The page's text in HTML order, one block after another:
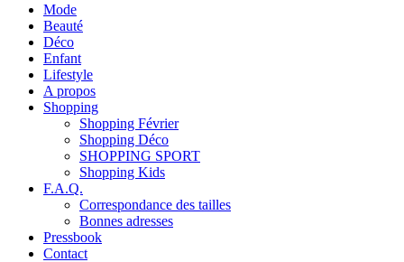
Mode
Beauté
Déco
Enfant
Lifestyle
A propos
Shopping
Shopping Février
Shopping Déco
SHOPPING SPORT
Shopping Kids
F.A.Q.
Correspondance des tailles
Bonnes adresses
Pressbook
Contact